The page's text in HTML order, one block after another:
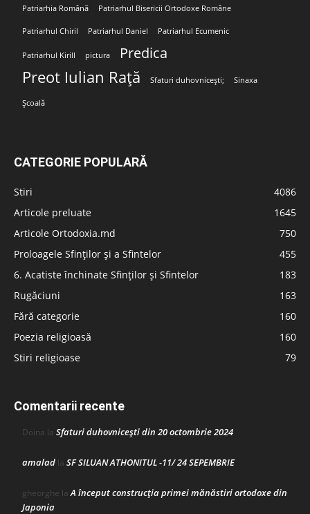
Patriarhia Română Patriarhul Bisericii Ortodoxe Române
Patriarhul Chiril Patriarhul Daniel Patriarhul Ecumenic
Patriarhul Kirill pictura Predica
Preot Iulian Rață Sfaturi duhovnicești; Sinaxa
Școală
CATEGORIE POPULARĂ
Stiri
4086
Articole preluate
1645
Articole Ortodoxia.md
750
Proloagele Sfinților și a Sfintelor
455
6. Acatiste închinate Sfinților și Sfintelor
183
Rugăciuni
163
Fără categorie
160
Poezia religioasă
160
Stiri religioase
79
Comentarii recente
Doina la Sfaturi duhovnicești din 20 octombrie 2024
amalad la SF SILUAN ATHONITUL -11/ 24 SEPEMBRIE
gheorghe laA început construcţia primei mănăstiri ortodoxe din
Japonia